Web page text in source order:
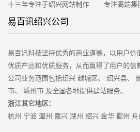
业，实际上并不是这样，网站建设本身就具
别是对模版网站来说，需要根据不同的行业
化，这样才可以成功的建设处一个网站。这
是由强大的团队进行专业设计和开发出来的
资深优化工程师对网站模版进行优化和布局
作才可以让网站整体的架构更加的合理。
3、升级模式便捷
使用某个建站公司的模版来建站的话，就
十三年专注于绍兴网站制作
客户的满意是我们唯一的宗旨
专注高端集
易百讯绍兴公司
易百讯科技坚持优秀的商业道德，以用户价
优质产品和优质服务，从而赢得了用户的信
公司业务范围包括绍兴 越城区、 绍兴县、
市、 嵊州市 及全国各地提供建站服务。
浙江其它地区：
杭州 宁波 温州 嘉兴湖州 绍兴 金华衢州 舟